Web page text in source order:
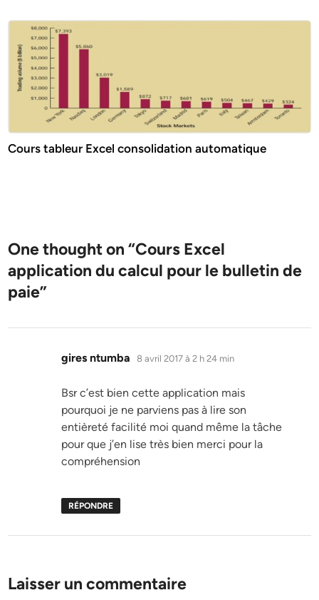
Cours tableur Excel consolidation automatique
One thought on “Cours Excel
application du calcul pour le bulletin de
paie”
gires ntumba dit :
8 avril 2017 à 2 h 24 min
Bsr c’est bien cette application mais
pourquoi je ne parviens pas à lire son
entièreté facilité moi quand même la tâche
pour que j’en lise très bien merci pour la
compréhension
RÉPONDRE
Laisser un commentaire